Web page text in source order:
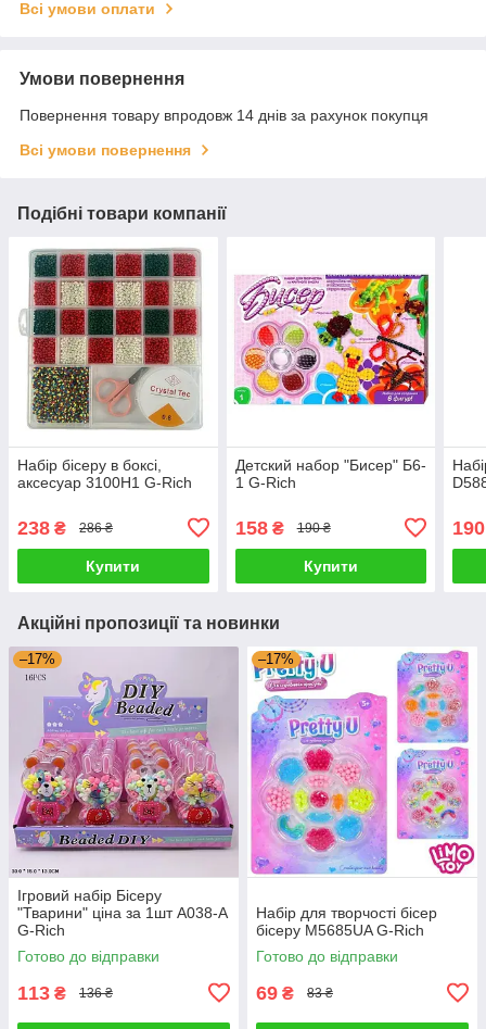
Всі умови оплати
Умови повернення
Повернення товару впродовж 14 днів за рахунок покупця
Всі умови повернення
Подібні товари компанії
Набір бісеру в боксі,
аксесуар 3100H1 G-Rich
238 ₴ 286 ₴
Купити
Детский набор "Бисер" Б6-
1 G-Rich
158₴ 190 ₴
Купити
190
Акційні пропозиції та новинки
–17%
Ігровий набір Бісеру
"Тварини" ціна за 1шт A038-A
G-Rich
Готово до відправки
113 ₴ 136 ₴
–17%
Набір для творчості бісер
бісеру M5685UA G-Rich
Готово до відправки
69 ₴ 83 ₴